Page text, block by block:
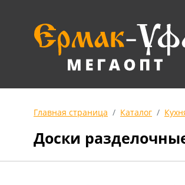
Главная страница Каталог
Доски